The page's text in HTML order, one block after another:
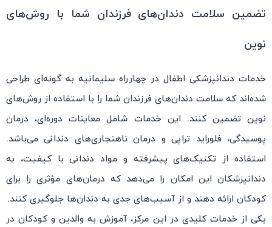
تضمین سلامت دندان‌های فرزندان شما با روش‌های
نوین
خدمات دندانپزشکی اطفال در چهارراه سلیمانیه به گونه‌ای طراحی
شده‌اند که سلامت دندان‌های فرزندان شما را با استفاده از روش‌های
نوین تضمین کنند. این خدمات شامل معاینات دوره‌ای، درمان
پوسیدگی، فلوراید تراپی و درمان ناهنجاری‌های دندانی می‌باشد.
استفاده از تکنیک‌های پیشرفته و مواد دندانی با کیفیت، به
دندانپزشکان این امکان را می‌دهد که درمان‌های مؤثری را برای
کودکان ارائه دهند و از آسیب‌های جدی به دندان‌ها جلوگیری کنند.
یکی از خدمات کلیدی در این مرکز، آموزش به والدین و کودکان در